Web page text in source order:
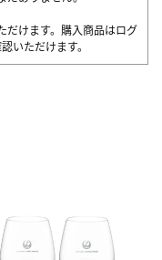
だけます。購入商品はログ
いただけます。